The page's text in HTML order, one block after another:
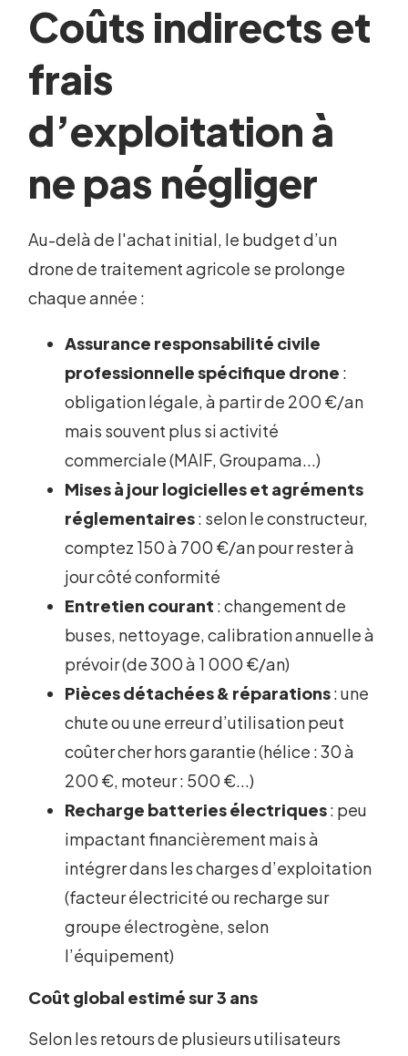
Coûts indirects et
frais
d’exploitation à
ne pas négliger
Au-delà de l'achat initial, le budget d’un
drone de traitement agricole se prolonge
chaque année :
Assurance responsabilité civile
professionnelle spécifique drone :
obligation légale, à partir de 200 €/an
mais souvent plus si activité
commerciale (MAIF, Groupama...)
Mises à jour logicielles et agréments
réglementaires: selon le constructeur,
comptez 150 à 700 €/an pour rester à
jour côté conformité
Entretien courant : changement de
buses, nettoyage, calibration annuelle à
prévoir (de 300 à 1 000 €/an)
Pièces détachées & réparations: une
chute ou une erreur d’utilisation peut
coûter cher hors garantie (hélice : 30 à
200 €, moteur : 500 €...)
Recharge batteries électriques: peu
impactant financièrement mais à
intégrer dans les charges d’exploitation
(facteur électricité ou recharge sur
groupe électrogène, selon
l’équipement)
Coût global estimé sur 3 ans
Selon les retours de plusieurs utilisateurs